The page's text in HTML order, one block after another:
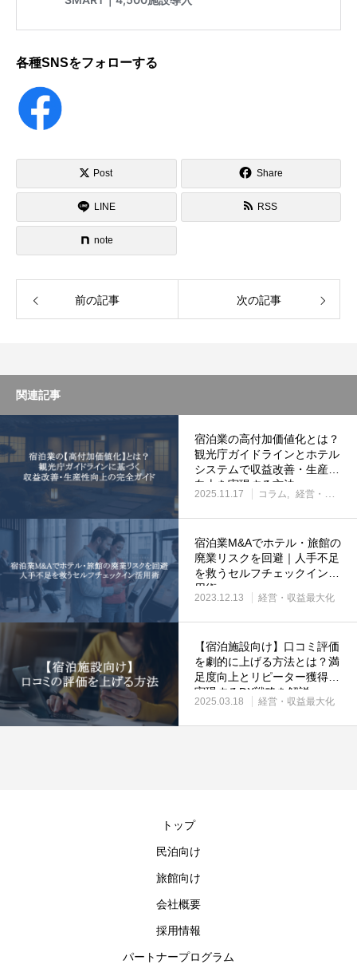
各種SNSをフォローする
Post Share
LINE RSS
note
前の記事 次の記事
関連記事
宿泊業の高付加価値化とは？
観光庁ガイドラインとホテル
システムで収益改善・生産性
向上を実現する方法
2025.11.17 コラム 経営・収益最大化
宿泊業M&Aでホテル・旅館の
廃業リスクを回避｜人手不足
を救うセルフチェックイン活
用術
2023.12.13 経営・収益最大化
【宿泊施設向け】口コミ評価
を劇的に上げる方法とは？満
足度向上とリピーター獲得を
実現するDX戦略を解説
2025.03.18 経営・収益最大化
トップ
民泊向け
旅館向け
会社概要
採用情報
パートナープログラム